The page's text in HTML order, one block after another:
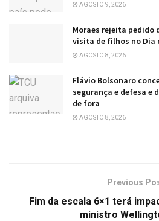
AGOSTO 9, 2026
Moraes rejeita pedido
visita de filhos no Dia
AGOSTO 8, 2026
Flávio Bolsonaro
segurança e defesa e
de fora
AGOSTO 8, 2026
Previous
Fim da escala 6×1 terá
ministro